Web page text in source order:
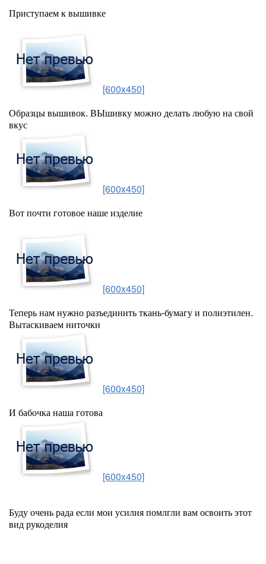
Приступаем к вышивке
[600x450]
Образцы вышивок. ВЫшивку можно делать любую на свой
вкус
[600x450]
Вот почти готовое наше изделие
[600x450]
Теперь нам нужно разъединить ткань-бумагу и полиэтилен.
Вытаскиваем ниточки
[600x450]
И бабочка наша готова
[600x450]
Буду очень рада если мои усилия помлгли вам освоить этот
вид рукоделия